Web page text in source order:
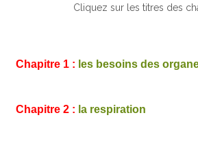
Cliquez sur les titres des
Chapitre 1 : les besoins des
Chapitre 2 : la respiration